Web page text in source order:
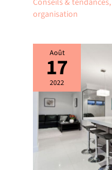
Conseils & tendances,
organisation
Août
17
2022